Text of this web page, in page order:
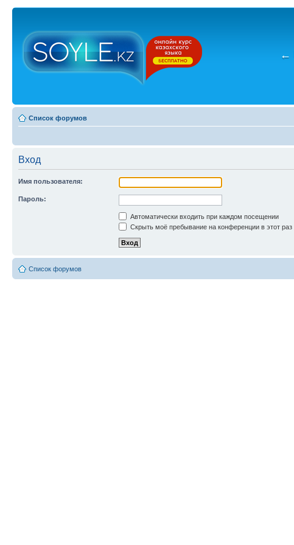
←
Список форумов
Вход
Имя пользователя:
Пароль:
Автоматически входить при каждом посещении
Скрыть моё пребывание на конференции в этот раз
Список форумов